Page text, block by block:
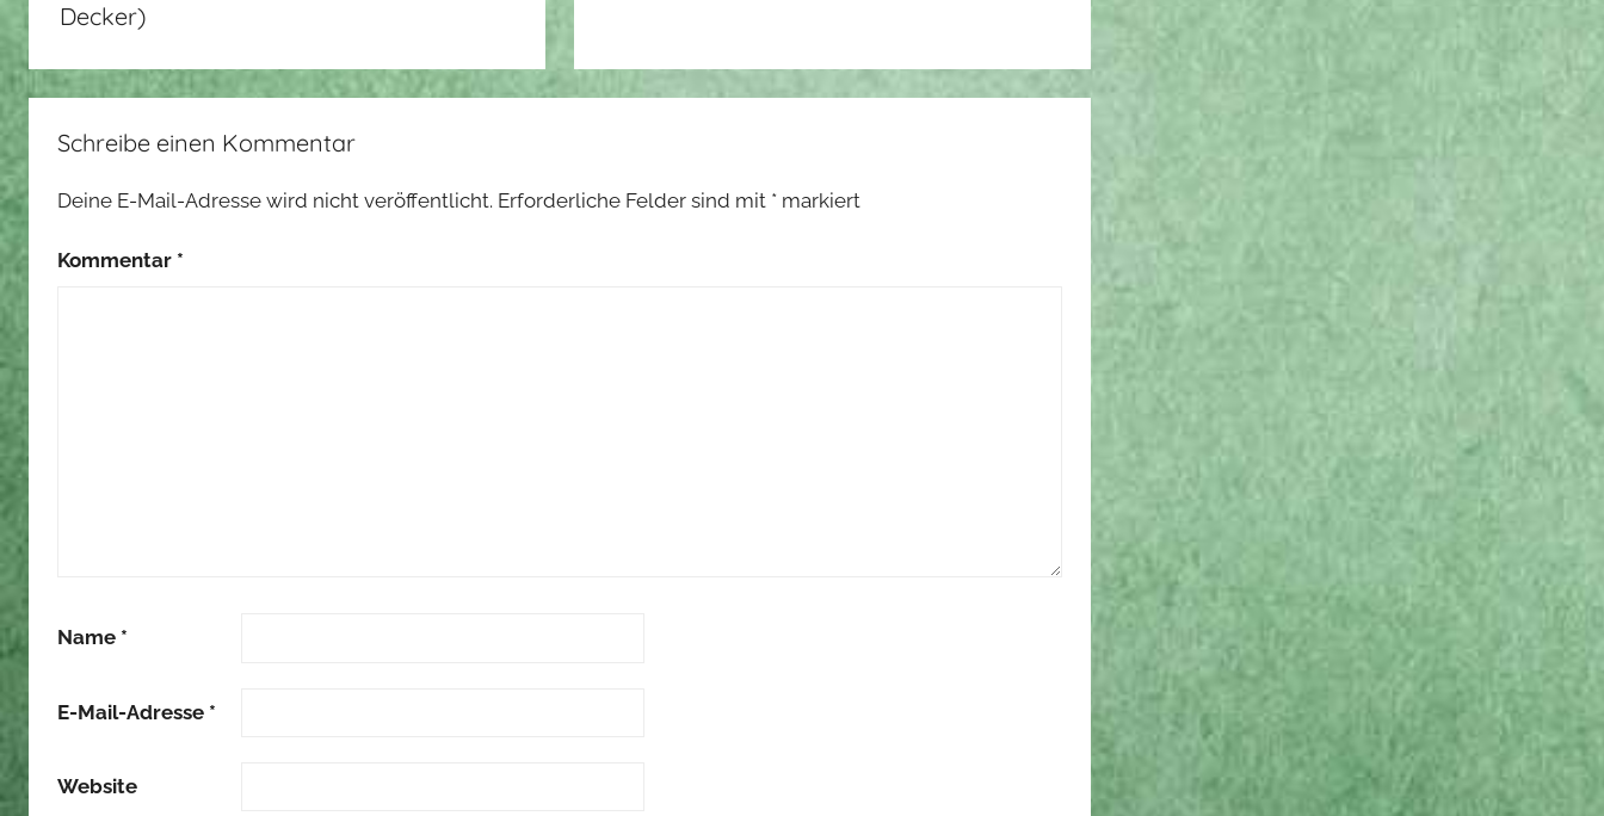
Decker)
Schreibe einen Kommentar
Deine E-Mail-Adresse wird nicht veröffentlicht. Erforderliche Felder sind mit * markiert
Kommentar *
Name *
E-Mail-Adresse *
Website